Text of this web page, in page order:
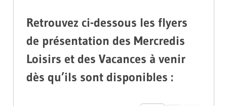
Retrouvez ci-dessous les flyers
de présentation des Mercredis
Loisirs et des Vacances à venir
dès qu’ils sont disponibles :